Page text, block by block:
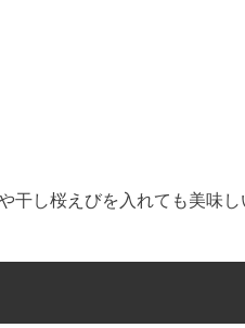
干し桜えびを入れても美味し